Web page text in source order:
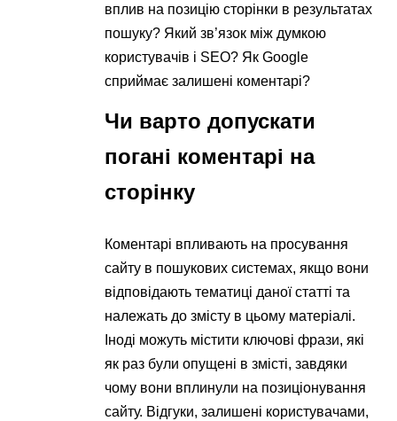
вплив на позицію сторінки в результатах
пошуку? Який зв’язок між думкою
користувачів і SEO? Як Google
сприймає залишені коментарі?
Чи варто допускати
погані коментарі на
сторінку
Коментарі впливають на просування
сайту в пошукових системах, якщо вони
відповідають тематиці даної статті та
належать до змісту в цьому матеріалі.
Іноді можуть містити ключові фрази, які
як раз були опущені в змісті, завдяки
чому вони вплинули на позиціонування
сайту. Відгуки, залишені користувачами,